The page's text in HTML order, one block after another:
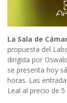
La Sala de
propuesta del
dirigida por
se presenta hoy
horas. Las
Leal al precio de 5